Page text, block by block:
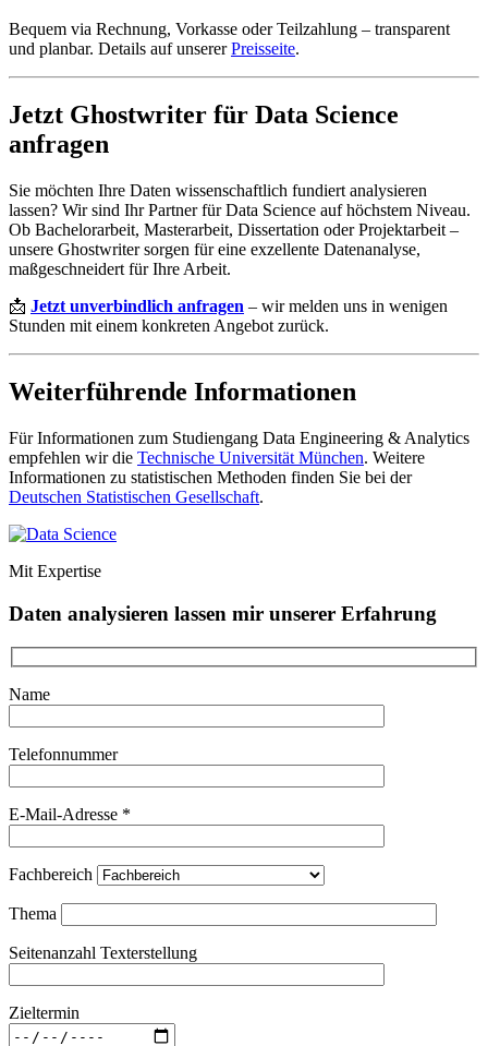
Bequem via Rechnung, Vorkasse oder Teilzahlung – transparent
und planbar. Details auf unsererPreisseite.
Jetzt Ghostwriter für Data Science
anfragen
Sie möchten Ihre Daten wissenschaftlich fundiert analysieren
lassen? Wir sind Ihr Partner für Data Science auf höchstem Niveau.
Ob Bachelorarbeit, Masterarbeit, Dissertation oder Projektarbeit –
unsere Ghostwriter sorgen für eine exzellente Datenanalyse,
maßgeschneidert für Ihre Arbeit.
📩 Jetzt unverbindlich anfragen – wir melden uns in wenigen
Stunden mit einem konkreten Angebot zurück.
Weiterführende Informationen
Für Informationen zum Studiengang Data Engineering & Analytics
empfehlen wir die Technische Universität München. Weitere
Informationen zu statistischen Methoden finden Sie bei der
Deutschen Statistischen Gesellschaft.
Mit Expertise
Daten analysieren lassen mir unserer Erfahrung
Name
Telefonnummer
E-Mail-Adresse *
Fachbereich
Thema
Seitenanzahl Texterstellung
Zieltermin